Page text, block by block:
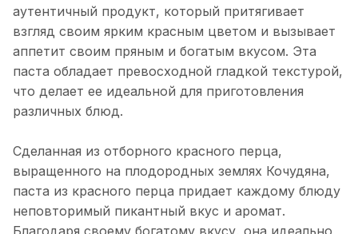
аутентичный продукт, который притягивает
взгляд своим ярким красным цветом и вызывает
аппетит своим пряным и богатым вкусом. Эта
паста обладает превосходной гладкой текстурой,
что делает ее идеальной для приготовления
различных блюд.
Сделанная из отборного красного перца,
выращенного на плодородных землях Кочудяна,
паста из красного перца придает каждому блюду
неповторимый пикантный вкус и аромат.
Благодаря своему богатому вкусу, она идеально